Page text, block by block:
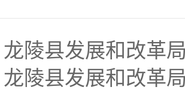
龙陵县发展和改革
龙陵县发展和改革